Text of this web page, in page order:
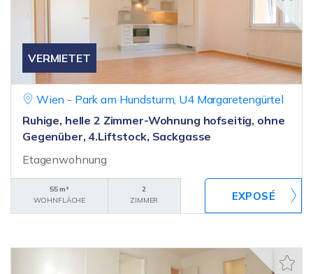
VERMIETET
Wien - Park am Hundsturm, U4 Margaretengürtel
Ruhige, helle 2 Zimmer-Wohnung hofseitig, ohne
Gegenüber, 4.Liftstock, Sackgasse
Etagenwohnung
55 m²
WOHNFLÄCHE
2
ZIMMER